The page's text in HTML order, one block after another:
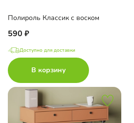
Полироль Классик с воском
590
Доступно для доставки
В корзину